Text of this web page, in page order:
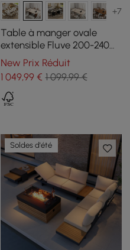
+7
Table à manger ovale
extensible Fluve 200-240
cm travertin mat, pour 6-8
personnes
New Prix Réduit
1 049,99€ 1 099,99 €
Soldes d'été